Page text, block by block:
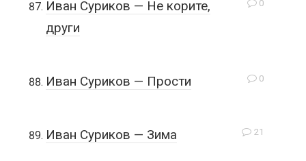
0
Иван Суриков — Не корите,
други
0
Иван Суриков — Прости
21
Иван Суриков — Зима